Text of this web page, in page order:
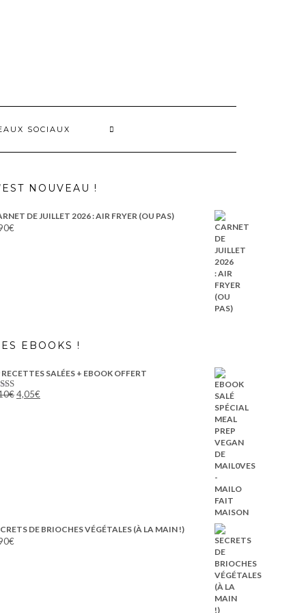
SOCIAUX
NOUVEAU !
DE JUILLET 2026 : AIR FRYER (OU PAS)
€
EBOOKS !
RECETTES SALÉES + EBOOK OFFERT
5.00
€Le
4,05€
DE BRIOCHES VÉGÉTALES (À LA MAIN !)
€